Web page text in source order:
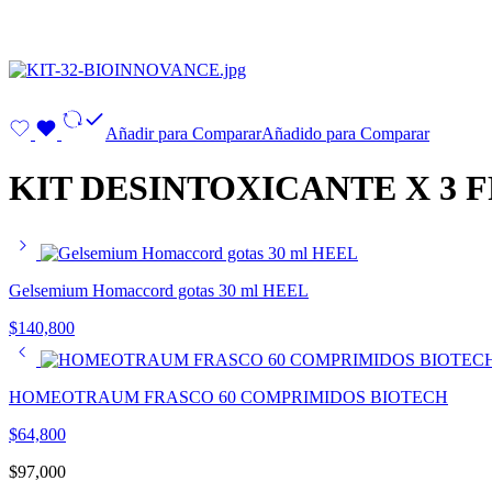
Añadir para CompararAñadido para Comparar
KIT DESINTOXICANTE X 3
Gelsemium Homaccord gotas 30 ml HEEL
$140,800
HOMEOTRAUM FRASCO 60 COMPRIMIDOS BIOTECH
$64,800
$97,000